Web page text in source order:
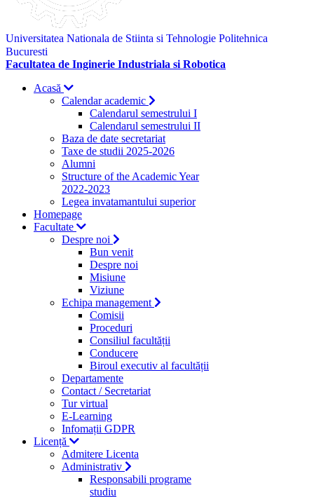
Universitatea Nationala de Stiinta si Tehnologie Politehnica
Bucuresti
Facultatea de Inginerie Industriala si Robotica
Acasă
Calendar academic
Calendarul semestrului I
Calendarul semestrului II
Baza de date secretariat
Taxe de studii 2025-2026
Alumni
Structure of the Academic Year
2022-2023
Legea invatamantului superior
Homepage
Facultate
Despre noi
Bun venit
Despre noi
Misiune
Viziune
Echipa management
Comisii
Proceduri
Consiliul facultății
Conducere
Biroul executiv al facultății
Departamente
Contact / Secretariat
Tur virtual
E-Learning
Infomații GDPR
Licență
Admitere Licenta
Administrativ
Responsabili programe
studiu